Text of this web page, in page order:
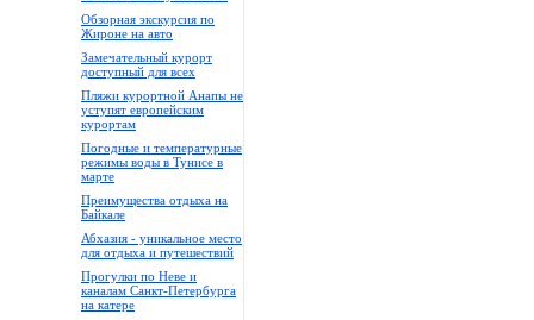
Обзорная экскурсия по
Жироне на авто
Замечательный курорт
доступный для всех
Пляжи курортной Анапы не
уступят европейским
курортам
Погодные и температурные
режимы воды в Тунисе в
марте
Преимущества отдыха на
Байкале
Абхазия - уникальное место
для отдыха и путешествий
Прогулки по Неве и
каналам Санкт-Петербурга
на катере